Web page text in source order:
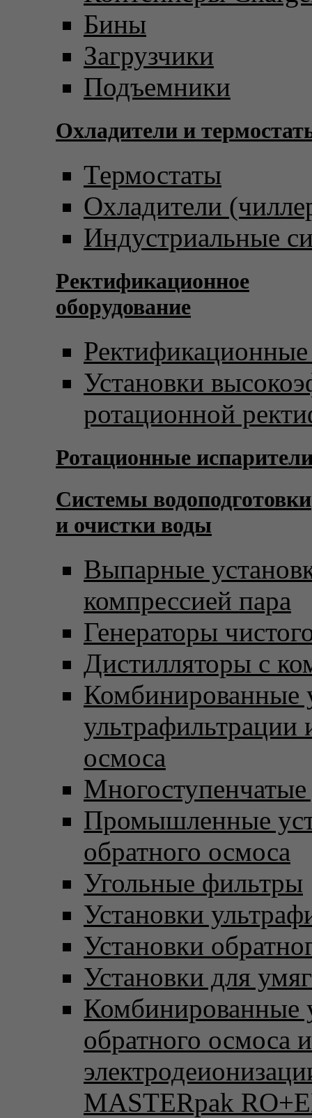
Бины
Загрузчики
Подъемники
Охладители и
Термостаты
Охладители
Индустриальные
Ректификационное
оборудование
Установки
ротационной
Ротационные
Системы водоподготовки
и очистки воды
Выпарные
компрессией пара
Генераторы
Дистилляторы с
Комбинированные
ультрафильтрации
осмоса
Промышленные
обратного осмоса
Угольные фильтры
Установки
Установки
Установки для
Комбинированные
обратного осмоса и
MASTERpak